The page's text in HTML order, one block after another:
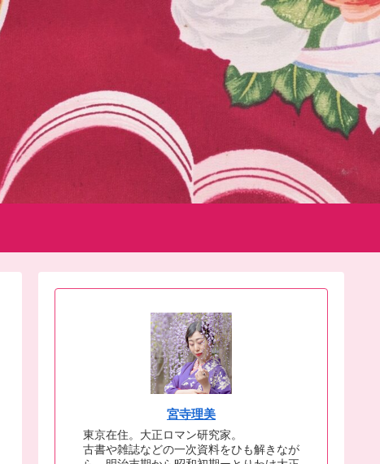
宮寺理美
東京在住。大正ロマン研究家。
古書や雑誌などの一次資料をひも解きなが